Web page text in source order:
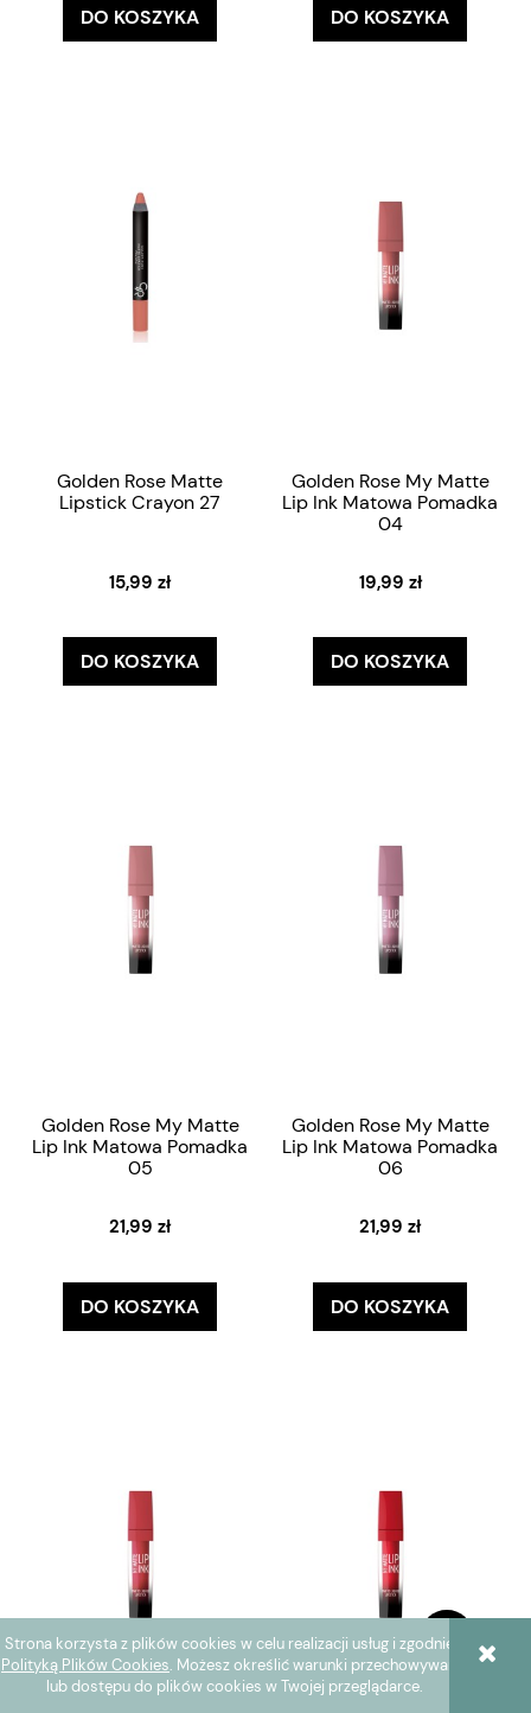
Strona korzysta z plików cookies w celu realizacji usług i zgodnie z
Polityką Plików Cookies. Możesz określić warunki przechowywania
lub dostępu do plików cookies w Twojej przeglądarce.
DO KOSZYKA DO KOSZYKA
Golden Rose Matte
Lipstick Crayon 27
15,99 zł
DO KOSZYKA
Golden Rose My Matte
Lip Ink Matowa Pomadka
04
19,99 zł
DO KOSZYKA
Golden Rose My Matte
Lip Ink Matowa Pomadka
05
21,99 zł
DO KOSZYKA
Golden Rose My Matte
Lip Ink Matowa Pomadka
06
21,99 zł
DO KOSZYKA